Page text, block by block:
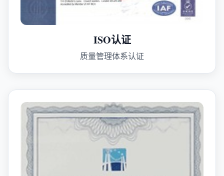
ISO认证
质量管理体系认证